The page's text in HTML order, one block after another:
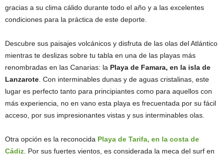
gracias a su clima cálido durante todo el año y a las excelentes
condiciones para la práctica de este deporte.
Descubre sus paisajes volcánicos y disfruta de las olas del Atlántico
mientras te deslizas sobre tu tabla en una de las playas más
renombradas en las Canarias: la Playa de Famara, en la isla de
Lanzarote . Con interminables dunas y de aguas cristalinas, este
lugar es perfecto tanto para principiantes como para aquellos con
más experiencia, no en vano esta playa es frecuentada por su fácil
acceso, por sus impresionantes vistas y sus interminables olas.
Otra opción es la reconocida Playa de Tarifa, en la costa de
Cádiz . Por sus fuertes vientos, es considerada la meca del surf en